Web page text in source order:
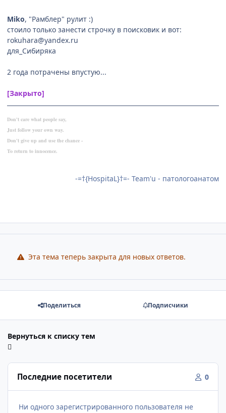
Miko, "Рамблер" рулит :)
стоило только занести строчку в поисковик и вот:
rokuhara@yandex.ru
для_Сибиряка
2 года потрачены впустую...
[Закрыто]
Don't care what people say,
Just follow your own way.
Don't give up and use the chance -
To return to innocence.
-=†{HospitaL}†=- Team'u - патологоанатом
Эта тема теперь закрыта для новых ответов.
Поделиться Подписчики
Вернуться к списку тем
Последние посетители 0
Ни одного зарегистрированного пользователя не